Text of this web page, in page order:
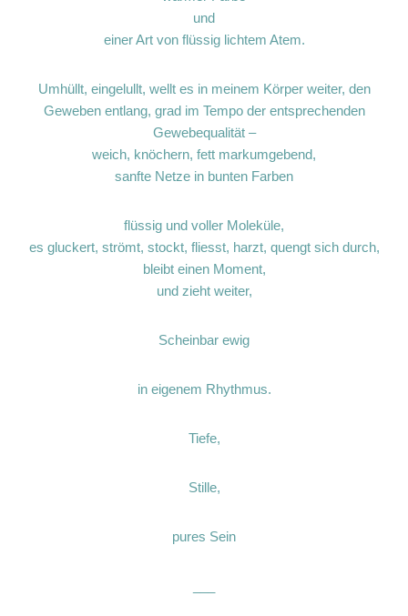
und
einer Art von flüssig lichtem Atem.
Umhüllt, eingelullt, wellt es in meinem Körper weiter, den
Geweben entlang, grad im Tempo der entsprechenden
Gewebequalität –
weich, knöchern, fett markumgebend,
sanfte Netze in bunten Farben
flüssig und voller Moleküle,
es gluckert, strömt, stockt, fliesst, harzt, quengt sich durch,
bleibt einen Moment,
und zieht weiter,
Scheinbar ewig
in eigenem Rhythmus.
Tiefe,
Stille,
pures Sein